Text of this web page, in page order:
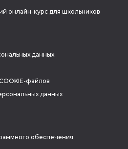
онлайн-курс для школьников
данных
файлов
данных
обеспечения